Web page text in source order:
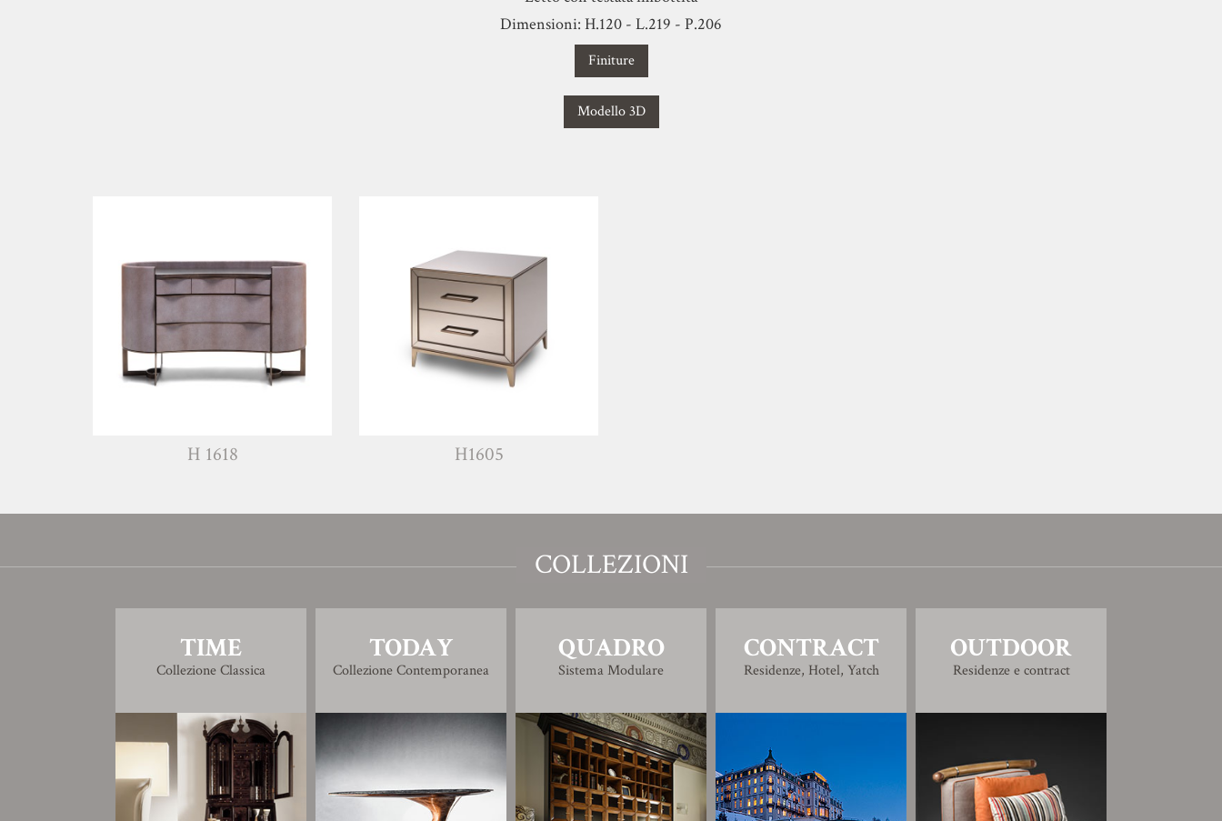
Dimensioni: H.120 - L.219 - P.206
Finiture
Modello 3D
H 1618 H1605
COLLEZIONI
TIME
Collezione Classica
TODAY
Collezione Contemporanea
QUADRO
Sistema Modulare
CONTRACT
Residenze, Hotel, Yatch
OUTDOOR
Residenze e contract